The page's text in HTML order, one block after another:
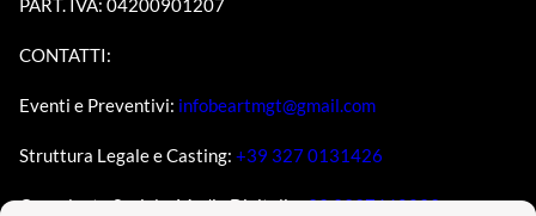
PART. IVA: 04200901207
CONTATTI:
Eventi e Preventivi: infobeartmgt@gmail.com
Struttura Legale e Casting: +39 327 0131426
Consulente Social e Media Digitali:+39 3337660293